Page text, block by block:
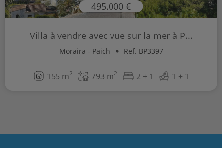
495.000 €
Villa à vendre avec vue sur la mer à P...
Moraira - Paichi Ref. BP3397
155 m2 793 m2 2 + 1 1 + 1